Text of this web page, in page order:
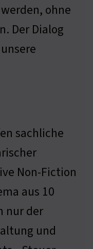
ohne
Der Dialog
sachliche
Non-Fiction
aus 10
nur der
und